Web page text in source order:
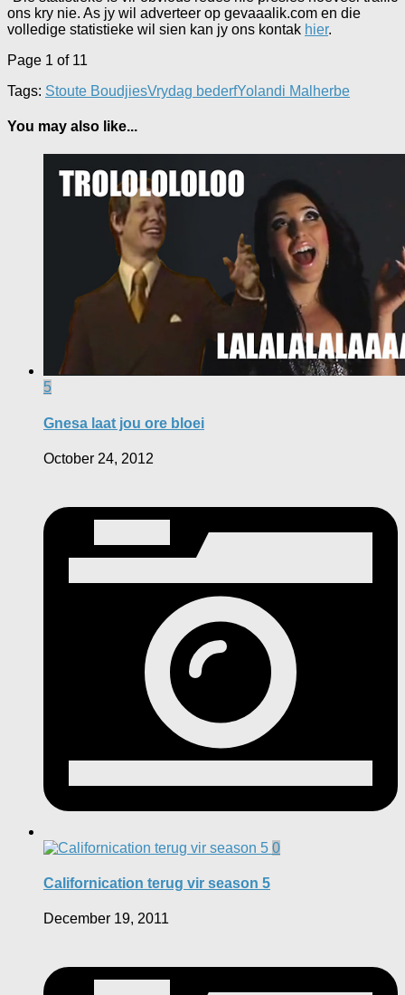
ons kry nie. As jy wil adverteer op gevaaalik.com en die
volledige statistieke wil sien kan jy ons kontak hier.
Page 1 of 11
Tags: Stoute BoudjiesVrydag bederfYolandi Malherbe
You may also like...
5
Gnesa laat jou ore bloei
October 24, 2012
0
Californication terug vir season 5
December 19, 2011